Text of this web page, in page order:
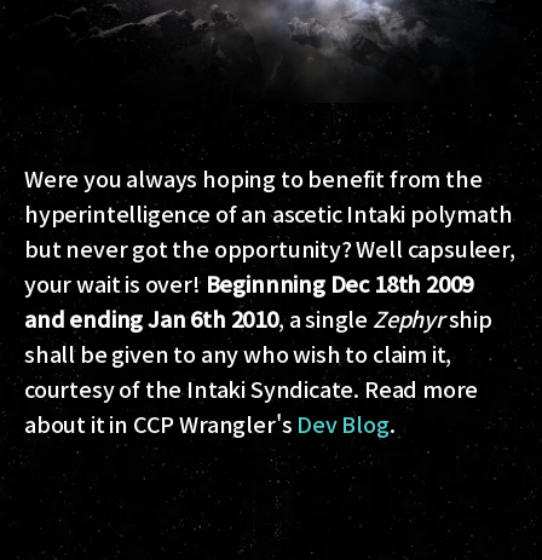
Were you always hoping to benefit from the
hyperintelligence of an ascetic Intaki polymath
but never got the opportunity? Well capsuleer,
your wait is over! Beginnning Dec 18th 2009
and ending Jan 6th 2010, a singleZephyrship
shall be given to any who wish to claim it,
courtesy of the Intaki Syndicate. Read more
about it in CCP Wrangler's Dev Blog.